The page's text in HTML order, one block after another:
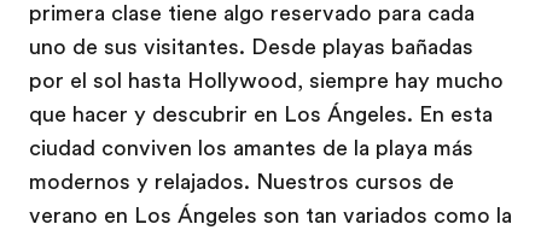
primera clase tiene algo reservado para cada
uno de sus visitantes. Desde playas bañadas
por el sol hasta Hollywood, siempre hay mucho
que hacer y descubrir en Los Ángeles. En esta
ciudad conviven los amantes de la playa más
modernos y relajados. Nuestros cursos de
verano en Los Ángeles son tan variados como la